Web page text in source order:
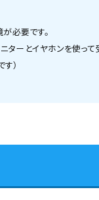
必要です。
ターとイヤホンを使って
）